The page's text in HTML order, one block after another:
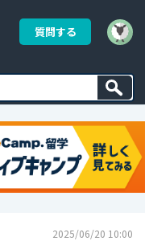
質問する
2025/06/20 10:00